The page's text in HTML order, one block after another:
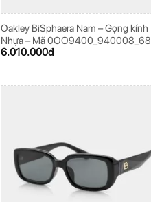
Oakley BiSphaera Nam – Gọng kính
Nhựa – Mã 0OO9400_940008_68
6.010.000đ